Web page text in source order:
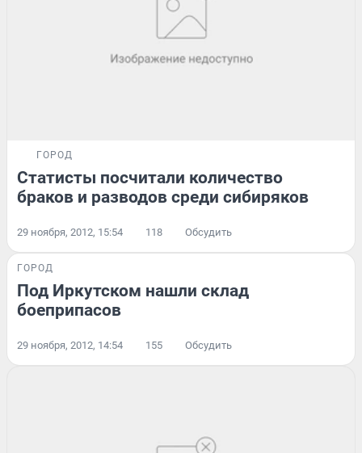
ГОРОД
Статисты посчитали количество
браков и разводов среди сибиряков
29 ноября, 2012, 15:54 118 Обсудить
ГОРОД
Под Иркутском нашли склад
боеприпасов
29 ноября, 2012, 14:54 155 Обсудить